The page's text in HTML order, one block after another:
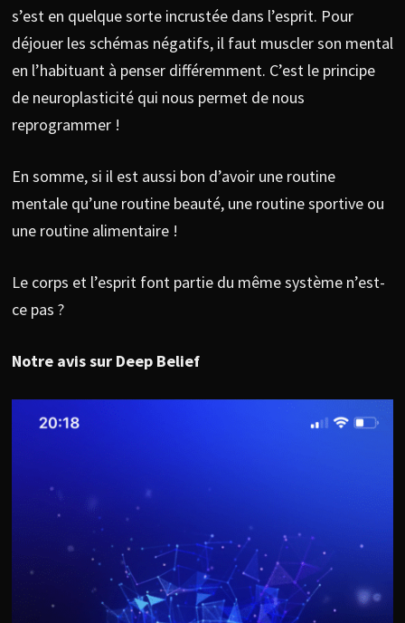
s’est en quelque sorte incrustée dans l’esprit. Pour
déjouer les schémas négatifs, il faut muscler son mental
en l’habituant à penser différemment. C’est le principe
de neuroplasticité qui nous permet de nous
reprogrammer !
En somme, si il est aussi bon d’avoir une routine
mentale qu’une routine beauté, une routine sportive ou
une routine alimentaire !
Le corps et l’esprit font partie du même système n’est-
ce pas ?
Notre avis sur Deep Belief